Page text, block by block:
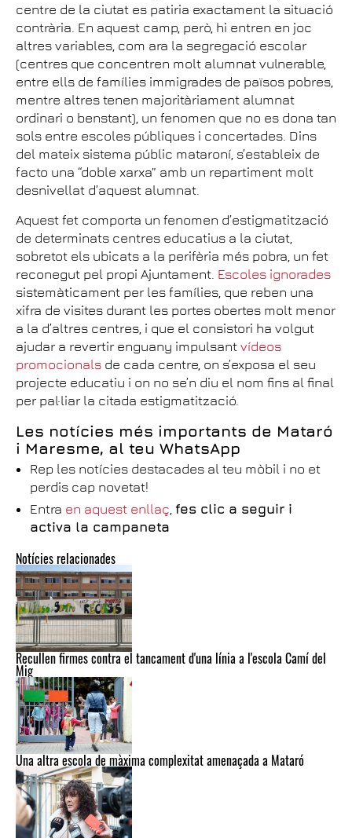
Notícies relacionades
Recullen firmes contra el tancament d'una línia a l'escola Camí del
Mig
Una altra escola de màxima complexitat amenaçada a Mataró
centre de la ciutat es patiria exactament la situació
contrària. En aquest camp, però, hi entren en joc
altres variables, com ara la segregació escolar
(centres que concentren molt alumnat vulnerable,
entre ells de famílies immigrades de països pobres,
mentre altres tenen majoritàriament alumnat
ordinari o benstant), un fenomen que no es dona tan
sols entre escoles públiques i concertades. Dins
del mateix sistema públic mataroní, s’estableix de
facto una “doble xarxa” amb un repartiment molt
desnivellat d’aquest alumnat.
Aquest fet comporta un fenomen d’estigmatització
de determinats centres educatius a la ciutat,
sobretot els ubicats a la perifèria més pobra, un fet
reconegut pel propi Ajuntament. Escoles ignorades
sistemàticament per les famílies, que reben una
xifra de visites durant les portes obertes molt menor
a la d’altres centres, i que el consistori ha volgut
ajudar a revertir enguany impulsant vídeos
promocionals de cada centre, on s’exposa el seu
projecte educatiu i on no se’n diu el nom fins al final
per pal·liar la citada estigmatització.
Les notícies més importants de Mataró
i Maresme, al teu WhatsApp
Rep les notícies destacades al teu mòbil i no et
perdis cap novetat!
Entra en aquest enllaç fes clic a seguir i
activa la campaneta